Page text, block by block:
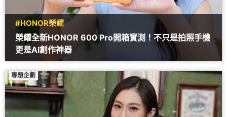
#HONOR榮耀
榮耀全新HONOR 600 Pro開箱實測！不只是拍照手機
更是AI創作神器
專題企劃